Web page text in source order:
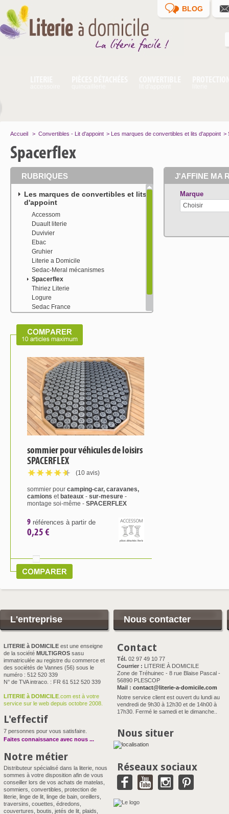
BLOG
Accueil > Convertibles - Lit d'appoint > Les marques de convertibles et lits d'appoint >
Spacerflex
RUBRIQUES
Les marques de convertibles et lits
d'appoint
Accessom
Duault literie
Duvivier
Ebac
Gruhier
Literie a Domicile
Sedac-Meral mécanismes
Spacerflex
Thiriez Literie
Logure
Sedac France
Tep Mouss'
J'AFFINE MA
Marque
Choisir
sommier pour véhicules de loisirs
SPACERFLEX
(10 avis)
sommier pour camping-car, caravanes,
camions et bateaux - sur-mesure -
montage soi-même - SPACERFLEX
9 références à partir de
0,25 €
L'entreprise
LITERIE à DOMICILE est une enseigne
de la société MULTIGROS sasu
immatriculée au registre du commerce et
des sociétés de Vannes (56) sous le
numéro : 512 520 339
N° de TVA intraco. : FR 61 512 520 339
LITERIE à DOMICILE .com est à votre
service sur le web depuis octobre 2008.
L'effectif
7 personnes pour vous satisfaire.
Faites connaissance avec nous ...
Notre métier
Distributeur spécialisé dans la literie, nous
sommes à votre disposition afin de vous
conseiller lors de vos achats de matelas,
sommiers, convertibles, protection de
literie, linge de lit, linge de bain, oreillers,
traversins, couettes, édredons,
couvertures, boutis, jetés de lit, plaids,
Nous contacter
Contact
Tél. 02 97 49 10 77
Courrier : LITERIE À DOMICILE
Zone de Tréhuinec - 8 rue Blaise Pascal -
56890 PLESCOP
Mail : contact@literie-a-domicile.com
Notre service client est ouvert du lundi au
vendredi de 9h30 à 12h30 et de 14h00 à
17h30. Fermé le samedi et le dimanche..
Nous situer
Réseaux sociaux